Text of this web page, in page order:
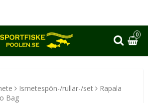
0
Ismetespön-/rullar-/set
Rapala
Bag